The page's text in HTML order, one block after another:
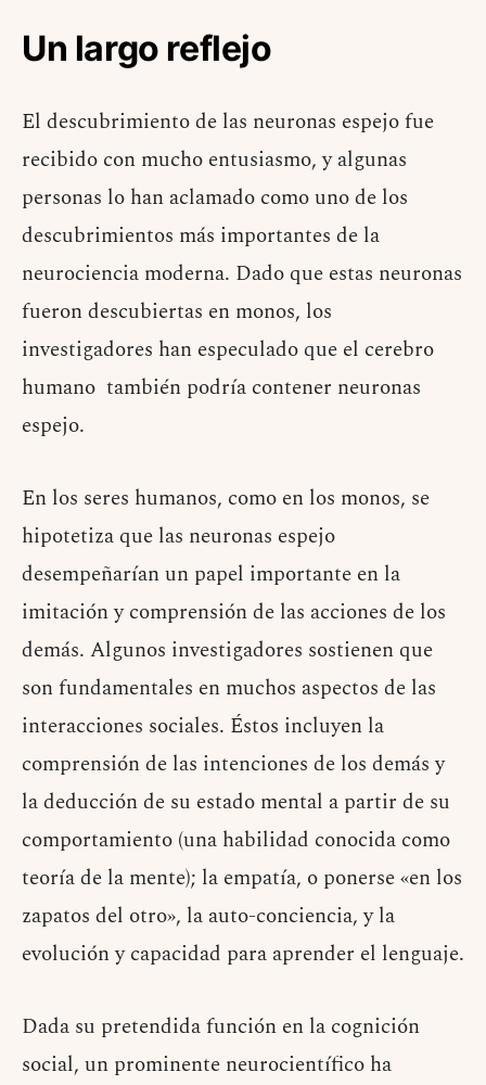
Un largo reflejo
El descubrimiento de las neuronas espejo fue
recibido con mucho entusiasmo, y algunas
personas lo han aclamado como uno de los
descubrimientos más importantes de la
neurociencia moderna. Dado que estas neuronas
fueron descubiertas en monos, los
investigadores han especulado que el cerebro
humano también podría contener neuronas
espejo.
En los seres humanos, como en los monos, se
hipotetiza que las neuronas espejo
desempeñarían un papel importante en la
imitación y comprensión de las acciones de los
demás. Algunos investigadores sostienen que
son fundamentales en muchos aspectos de las
interacciones sociales. Éstos incluyen la
comprensión de las intenciones de los demás y
la deducción de su estado mental a partir de su
comportamiento (una habilidad conocida como
teoría de la mente); la empatía, o ponerse «en los
zapatos del otro», la auto-conciencia, y la
evolución y capacidad para aprender el lenguaje.
Dada su pretendida función en la cognición
social, un prominente neurocientífico ha